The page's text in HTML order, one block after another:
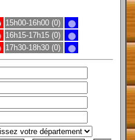
15h00-16h00 (0)
16h15-17h15 (0)
17h30-18h30 (0)